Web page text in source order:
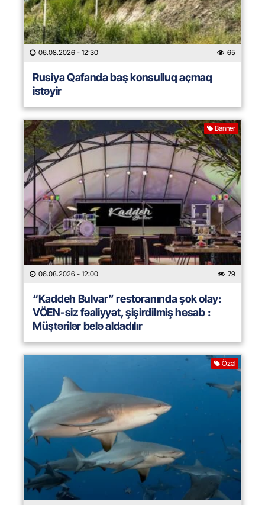
06.08.2026 - 12:30 65
Rusiya Qafanda baş konsulluq açmaq
istəyir
Banner
06.08.2026 - 12:00 79
“Kaddeh Bulvar” restoranında şok olay:
VÖEN-siz fəaliyyət, şişirdilmiş hesab :
Müştərilər belə aldadılır
Özəl